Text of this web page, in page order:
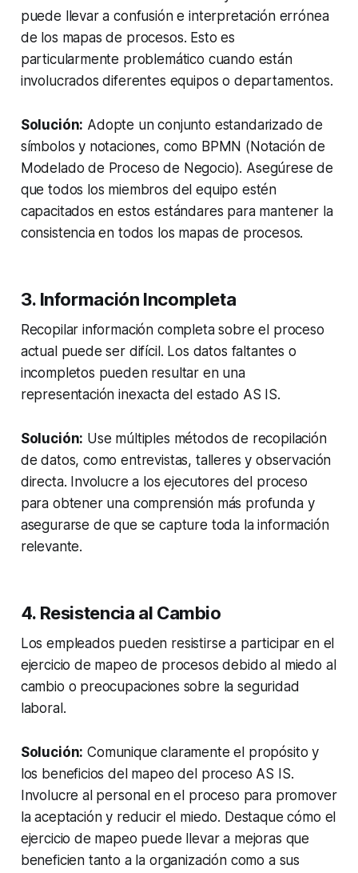
puede llevar a confusión e interpretación errónea
de los mapas de procesos. Esto es
particularmente problemático cuando están
involucrados diferentes equipos o departamentos.
Solución: Adopte un conjunto estandarizado de
símbolos y notaciones, como BPMN (Notación de
Modelado de Proceso de Negocio). Asegúrese de
que todos los miembros del equipo estén
capacitados en estos estándares para mantener la
consistencia en todos los mapas de procesos.
3. Información Incompleta
Recopilar información completa sobre el proceso
actual puede ser difícil. Los datos faltantes o
incompletos pueden resultar en una
representación inexacta del estado AS IS.
Solución: Use múltiples métodos de recopilación
de datos, como entrevistas, talleres y observación
directa. Involucre a los ejecutores del proceso
para obtener una comprensión más profunda y
asegurarse de que se capture toda la información
relevante.
4. Resistencia al Cambio
Los empleados pueden resistirse a participar en el
ejercicio de mapeo de procesos debido al miedo al
cambio o preocupaciones sobre la seguridad
laboral.
Solución: Comunique claramente el propósito y
los beneficios del mapeo del proceso AS IS.
Involucre al personal en el proceso para promover
la aceptación y reducir el miedo. Destaque cómo el
ejercicio de mapeo puede llevar a mejoras que
beneficien tanto a la organización como a sus